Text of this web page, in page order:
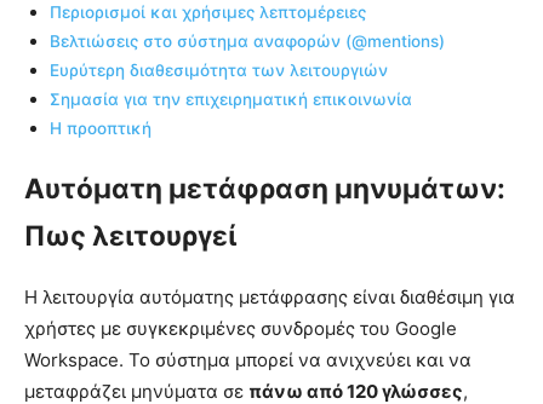
Περιορισμοί και χρήσιμες λεπτομέρειες
Βελτιώσεις στο σύστημα αναφορών (@mentions)
Ευρύτερη διαθεσιμότητα των λειτουργιών
Σημασία για την επιχειρηματική επικοινωνία
Η προοπτική
Αυτόματη μετάφραση μηνυμάτων:
Πως λειτουργεί
Η λειτουργία αυτόματης μετάφρασης είναι διαθέσιμη για
χρήστες με συγκεκριμένες συνδρομές του Google
Workspace. Το σύστημα μπορεί να ανιχνεύει και να
μεταφράζει μηνύματα σε πάνω από 120 γλώσσες,